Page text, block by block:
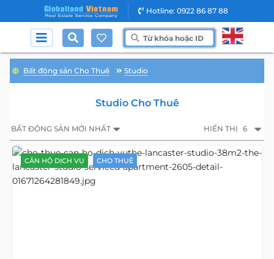
Hotline: 0922 86 87 88
Bất động sản Cho Thuê Studio
Studio Cho Thuê
BẤT ĐỘNG SẢN MỚI NHẤT HIỂN THỊ 6
CĂN HỘ DỊCH VỤ CHO THUÊ